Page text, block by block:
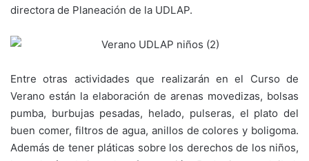
directora de Planeación de la UDLAP.
Entre otras actividades que realizarán en el Curso de
Verano están la elaboración de arenas movedizas, bolsas
pumba, burbujas pesadas, helado, pulseras, el plato del
buen comer, filtros de agua, anillos de colores y boligoma.
Además de tener pláticas sobre los derechos de los niños,